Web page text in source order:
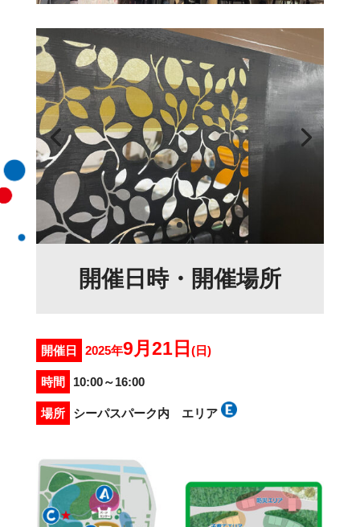
開催日時・開催場所
開催日 2025年9月21日 (日)
時間 10:00～16:00
場所 シーパスパーク内 エリア